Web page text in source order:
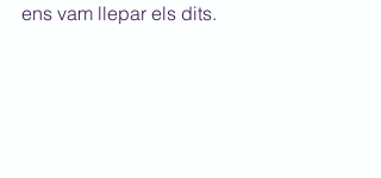
ens vam llepar els dits.